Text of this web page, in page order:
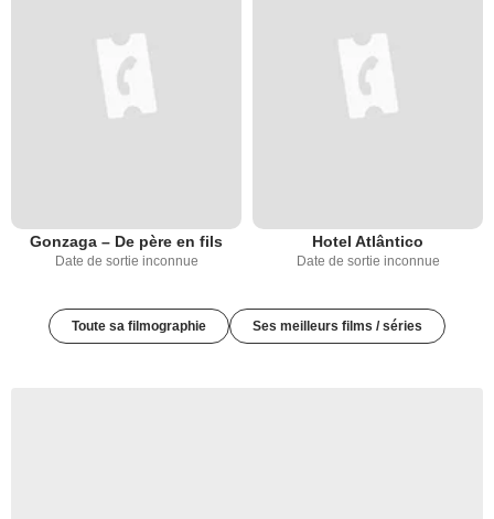
Gonzaga – De père en fils
Date de sortie inconnue
Hotel Atlântico
Date de sortie inconnue
Toute sa filmographie Ses meilleurs films / séries